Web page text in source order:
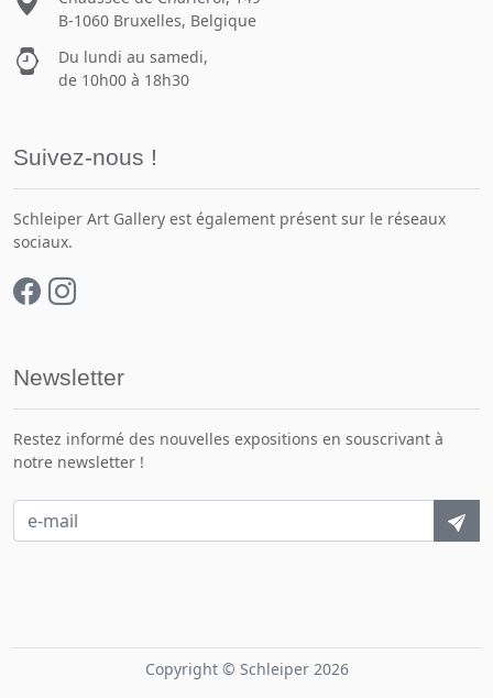
B-1060 Bruxelles, Belgique
Du lundi au samedi,
de 10h00 à 18h30
Suivez-nous !
Schleiper Art Gallery est également présent sur le réseaux
sociaux.
Newsletter
Restez informé des nouvelles expositions en souscrivant à
notre newsletter !
Copyright © Schleiper 2026